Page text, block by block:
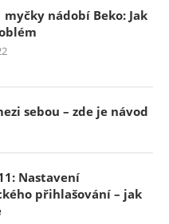
myčky nádobí Beko: Jak
sebou – zde je návod
Nastavení
přihlašování – jak